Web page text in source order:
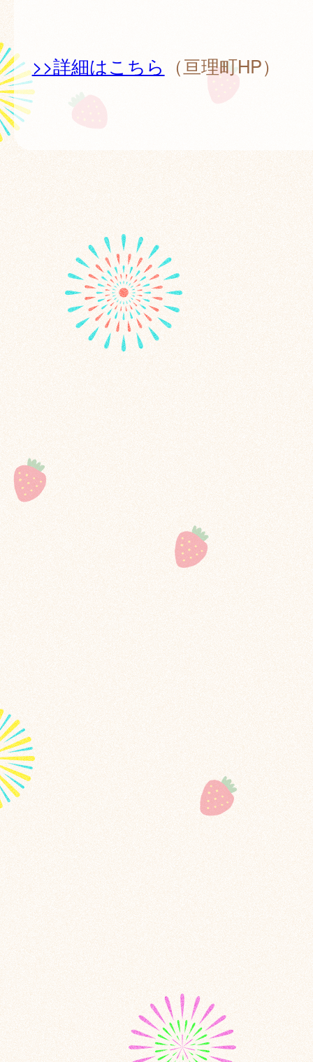
>>詳細はこちら （亘理町HP）